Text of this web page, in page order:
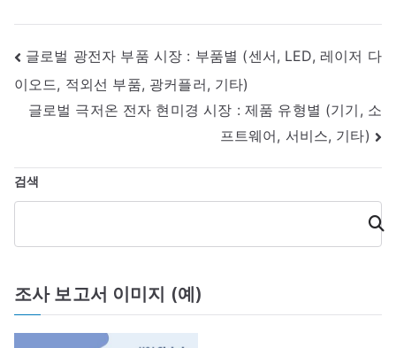
글
내
게
이
션
글로벌 광전자 부품 시장 : 부품별 (센서, LED, 레이저 다
이오드, 적외선 부품, 광커플러, 기타)
글로벌 극저온 전자 현미경 시장 : 제품 유형별 (기기, 소
프트웨어, 서비스, 기타)
검색
검
색
조사 보고서 이미지 (예)